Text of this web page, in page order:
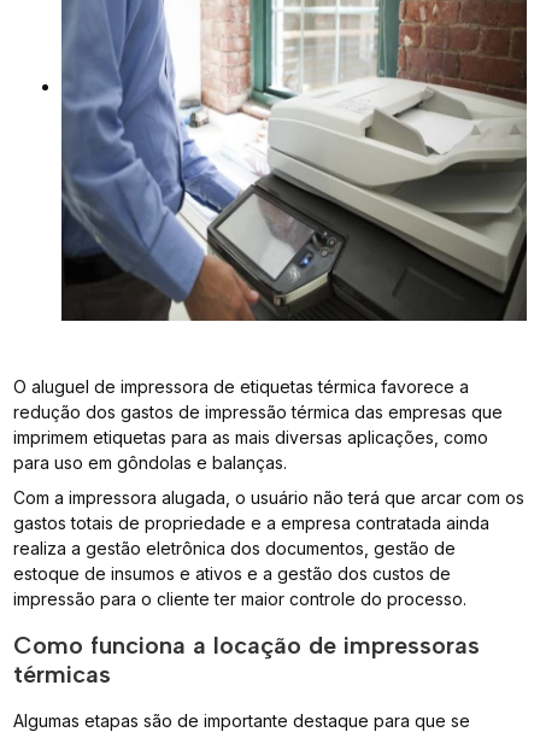
O aluguel de impressora de etiquetas térmica favorece a
redução dos gastos de impressão térmica das empresas que
imprimem etiquetas para as mais diversas aplicações, como
para uso em gôndolas e balanças.
Com a impressora alugada, o usuário não terá que arcar com os
gastos totais de propriedade e a empresa contratada ainda
realiza a gestão eletrônica dos documentos, gestão de
estoque de insumos e ativos e a gestão dos custos de
impressão para o cliente ter maior controle do processo.
Como funciona a locação de impressoras
térmicas
Algumas etapas são de importante destaque para que se